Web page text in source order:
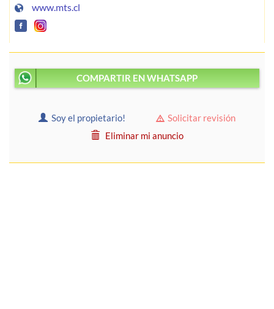
www.mts.cl
COMPARTIR EN WHATSAPP
Soy el propietario!
Solicitar revisión
Eliminar mi anuncio